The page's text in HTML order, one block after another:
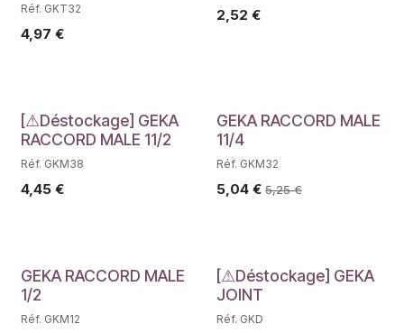
Réf. GKT32
4,97 €
2,52 €
Déstockage
[⚠Déstockage] GEKA
RACCORD MALE 11/2
Réf. GKM38
4,45 €
GEKA RACCORD MALE
11/4
Réf. GKM32
5,04€ 5,25€
Déstockage
GEKA RACCORD MALE
1/2
Réf. GKM12 Déstockage
[⚠Déstockage] GEKA
JOINT
Réf. GKD